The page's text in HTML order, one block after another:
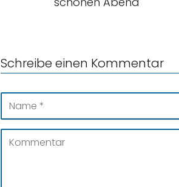
Schreibe einen Kommentar